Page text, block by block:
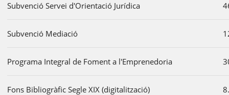
Subvenció Servei d'Orientació Jurídica
Subvenció Mediació
Programa Integral de Foment a l'Emprenedoria
Fons Bibliogràfic Segle XIX (digitalització)